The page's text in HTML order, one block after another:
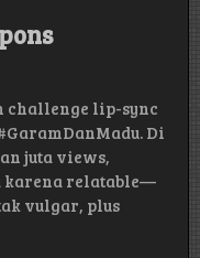
challenge lip-sync
Di
juta views,
karena relatable—
vulgar, plus